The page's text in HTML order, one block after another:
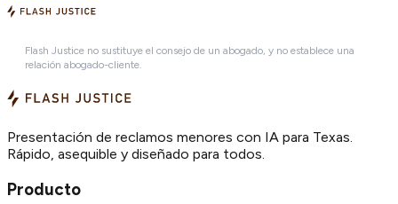
Flash Justice no sustituye el consejo de un abogado, y no establece una
relación abogado-cliente.
Presentación de reclamos menores con IA para Texas.
Rápido, asequible y diseñado para todos.
Producto